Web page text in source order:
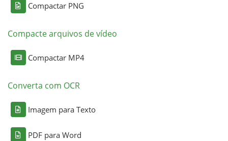
Compactar PNG
Compacte arquivos de vídeo
Compactar MP4
Converta com OCR
Imagem para Texto
PDF para Word